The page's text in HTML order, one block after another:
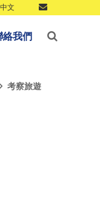
文
絡我們
考察旅遊